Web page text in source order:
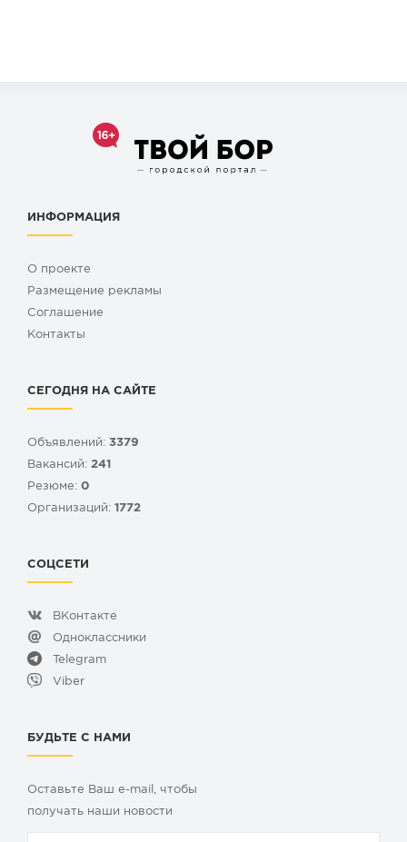
ИНФОРМАЦИЯ
О проекте
Размещение рекламы
Cоглашение
Контакты
СЕГОДНЯ НА САЙТЕ
Объявлений: 3379
Вакансий: 241
Резюме: 0
Организаций: 1772
СОЦСЕТИ
ВКонтакте
Одноклассники
Telegram
Viber
БУДЬТЕ С НАМИ
Оставьте Ваш e-mail, чтобы
получать наши новости